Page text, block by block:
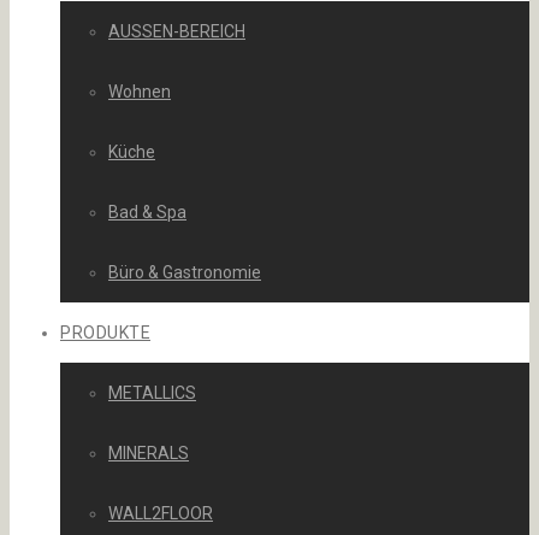
AUSSEN-BEREICH
Wohnen
Küche
Bad & Spa
Büro & Gastronomie
PRODUKTE
METALLICS
MINERALS
WALL2FLOOR